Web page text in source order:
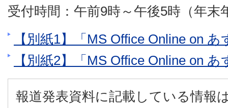
受付時間：午前9時～午後5時（年末
【別紙1】「MS Office Online on
【別紙2】「MS Office Online on
報道発表資料に記載している情報